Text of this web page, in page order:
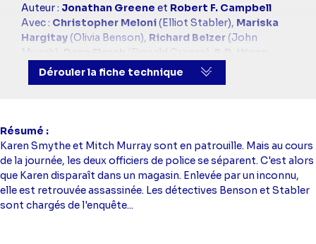
simba
Auteur : Jonathan Greene et Robert F. Campbell
Avec : Christopher Meloni(Elliot Stabler), Mariska
Hargitay (Olivia Benson), Richard Belzer (John
Munch),
(Donald Cragen),
(George Huang)
Dérouler la fiche technique
Résumé
Karen Smythe et Mitch Murray sont en patrouille. Mais au cours
de la journée, les deux officiers de police se séparent. C'est alors
que Karen disparaît dans un magasin. Enlevée par un inconnu,
elle est retrouvée assassinée. Les détectives Benson et Stabler
sont chargés de l'enquête...